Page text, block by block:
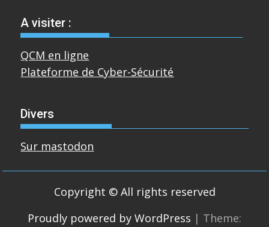
A visiter :
QCM en ligne
Plateforme de Cyber-Sécurité
Divers
Sur mastodon
Copyright © All rights reserved
Proudly powered by WordPress | Theme: